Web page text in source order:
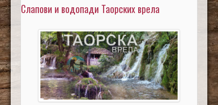
Слапови и водопади Таорских врела